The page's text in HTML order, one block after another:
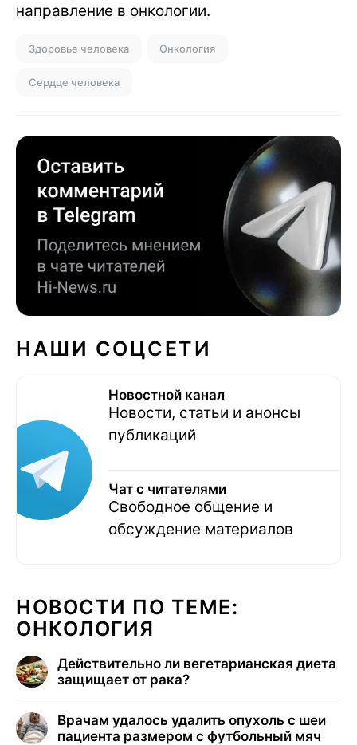
направление в онкологии.
Здоровье человека Онкология
Сердце человека
НАШИ СОЦСЕТИ
Новостной канал
Новости, статьи и анонсы
публикаций
Чат с читателями
Свободное общение и
обсуждение материалов
НОВОСТИ ПО ТЕМЕ:
ОНКОЛОГИЯ
Действительно ли вегетарианская диета
защищает от рака?
Врачам удалось удалить опухоль с шеи
пациента размером с футбольный мяч